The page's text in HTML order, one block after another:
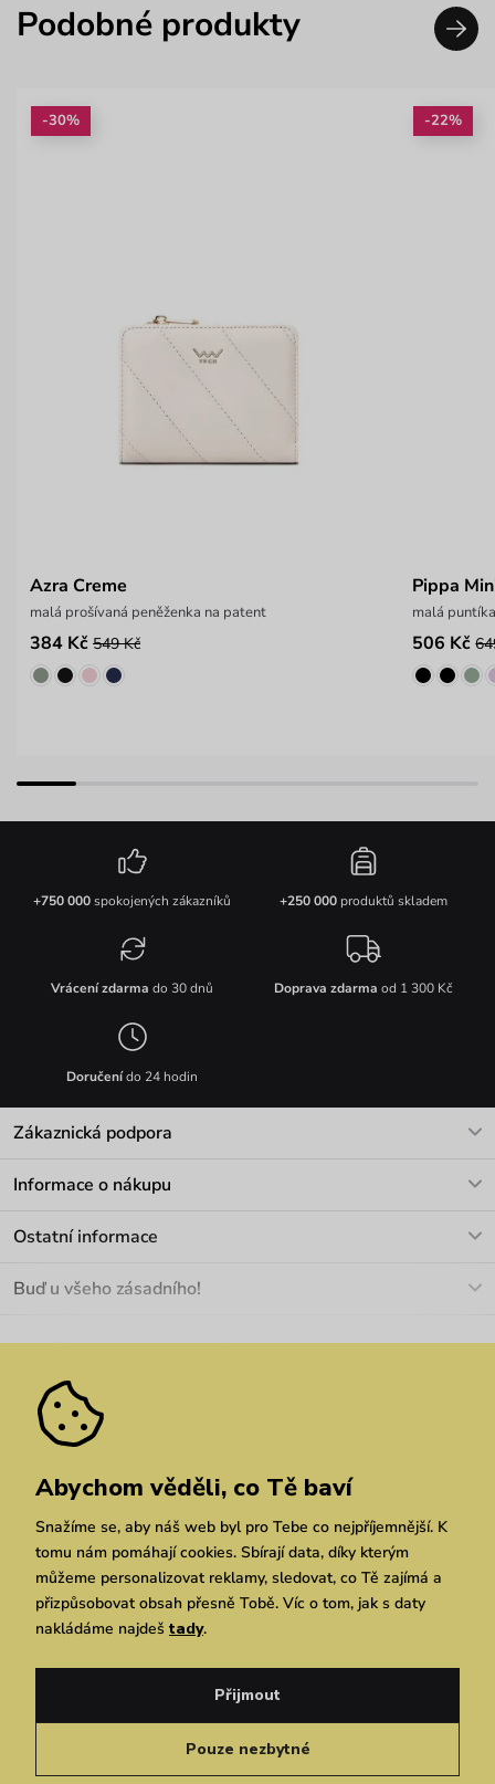
Podobné produkty
-30%
Azra Creme
malá prošívaná peněženka na patent
384 Kč 549 Kč
-22%
Pippa
malá
506 Kč
+750 000spokojených zákazníků +250 000produktů skladem
Vrácení zdarma do 30 dnů Doprava zdarma od 1 300 Kč
Doručenído 24 hodin
Zákaznická podpora
Informace o nákupu
Materiály a údržba
Pozáruční opravy
Ostatní informace
Velkoobchod
Dárkové poukazy
Vuchlook
Prodejny
Praha Brno Chrudim
Buď u všeho zásadního!
Zásady ochrany osobních údajů
Simplia.cz
Zásady ochrany osobních údajů
Čeština
Abychom věděli, co Tě baví
Snažíme se, aby náš web byl pro Tebe co nejpříjemnější. K
tomu nám pomáhají cookies. Sbírají data, díky kterým
můžeme personalizovat reklamy, sledovat, co Tě zajímá a
přizpůsobovat obsah přesně Tobě. Víc o tom, jak s daty
nakládáme najdeš tady.
Pouze nezbytné
Přijmout